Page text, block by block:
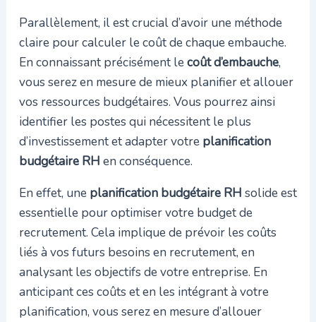
Parallèlement, il est crucial d’avoir une méthode
claire pour calculer le coût de chaque embauche.
En connaissant précisément lecoût d’embauche,
vous serez en mesure de mieux planifier et allouer
vos ressources budgétaires. Vous pourrez ainsi
identifier les postes qui nécessitent le plus
d’investissement et adapter votre planification
budgétaire RH en conséquence.
En effet, une planification budgétaire RH solide est
essentielle pour optimiser votre budget de
recrutement. Cela implique de prévoir les coûts
liés à vos futurs besoins en recrutement, en
analysant les objectifs de votre entreprise. En
anticipant ces coûts et en les intégrant à votre
planification, vous serez en mesure d’allouer